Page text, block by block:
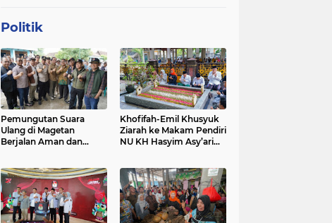
Politik
Pemungutan Suara
Ulang di Magetan
Berjalan Aman dan
Khofifah-Emil Khusyuk
Ziarah ke Makam Pendiri
NU KH Hasyim Asy’ari